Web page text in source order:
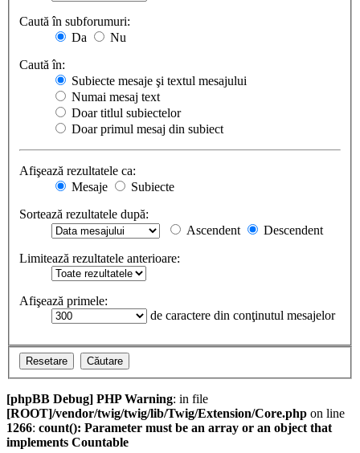
Caută în subforumuri:
Da
Nu
Caută în:
Subiecte mesaje şi textul mesajului
Numai mesaj text
Doar titlul subiectelor
Doar primul mesaj din subiect
Afişează rezultatele ca:
Mesaje
Subiecte
Sortează rezultatele după:
Ascendent
Descendent
Limitează rezultatele anterioare:
Afişează primele:
de caractere din conţinutul mesajelor
[phpBB Debug] PHP Warning: in file
[ROOT]/vendor/twig/twig/lib/Twig/Extension/Core.php on line
1266: count(): Parameter must be an array or an object that
implements Countable